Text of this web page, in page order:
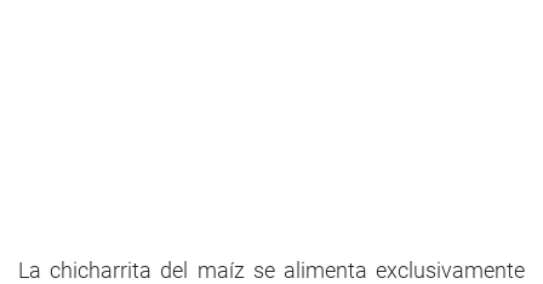
La chicharrita del maíz se alimenta exclusivamente